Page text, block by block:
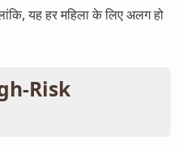
यह हर महिला के लिए अलग हो
Risk